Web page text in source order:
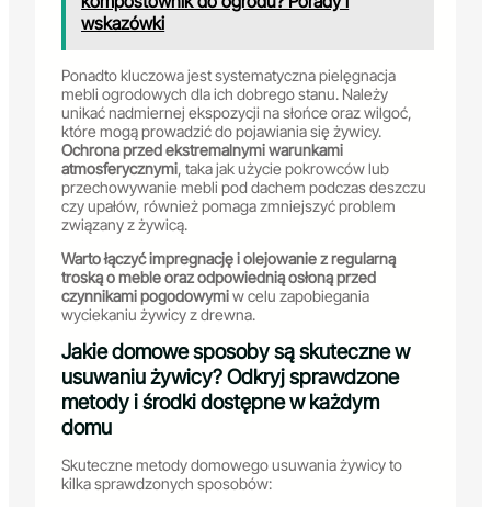
wskazówki
Ponadto kluczowa jest systematyczna pielęgnacja
mebli ogrodowych dla ich dobrego stanu. Należy
unikać nadmiernej ekspozycji na słońce oraz wilgoć,
które mogą prowadzić do pojawiania się żywicy.
Ochrona przed ekstremalnymi warunkami
atmosferycznymi, taka jak użycie pokrowców lub
przechowywanie mebli pod dachem podczas deszczu
czy upałów, również pomaga zmniejszyć problem
związany z żywicą.
Warto łączyć impregnację i olejowanie z regularną
troską o meble oraz odpowiednią osłoną przed
czynnikami pogodowymiw celu zapobiegania
wyciekaniu żywicy z drewna.
Jakie domowe sposoby są skuteczne w
usuwaniu żywicy? Odkryj sprawdzone
metody i środki dostępne w każdym
domu
Skuteczne metody domowego usuwania żywicy to
kilka sprawdzonych sposobów: